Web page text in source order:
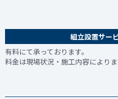
組立設置サー
有料にて承っております。
料金は現場状況・施工内容により